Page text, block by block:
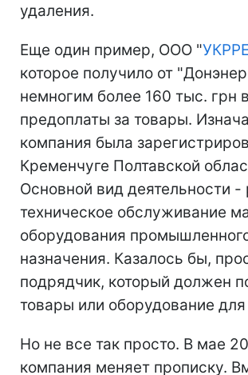
удаления.
Еще один пример, ООО "
которое получило от
немногим более 160 тыс. грн
предоплаты за товары.
компания была
Кременчуге Полтавской
Основной вид деятельности -
техническое обслуживание
оборудования
назначения. Казалось бы,
подрядчик, который должен
товары или оборудование
Но не все так просто. В мае
компания меняет прописку.